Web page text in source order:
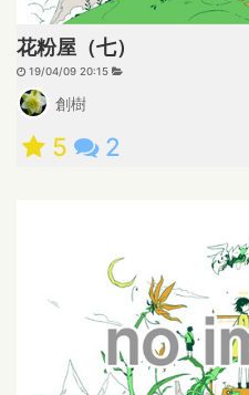
花粉屋（七）
19/04/09 20:15
創樹
5 2